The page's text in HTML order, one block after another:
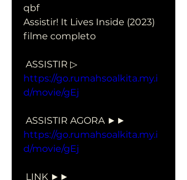
qbf
Assistir! It Lives Inside (2023)
filme completo
https://go.rumahsoalkita.my.i
d/movie/gEj
https://go.rumahsoalkita.my.i
d/movie/gEj